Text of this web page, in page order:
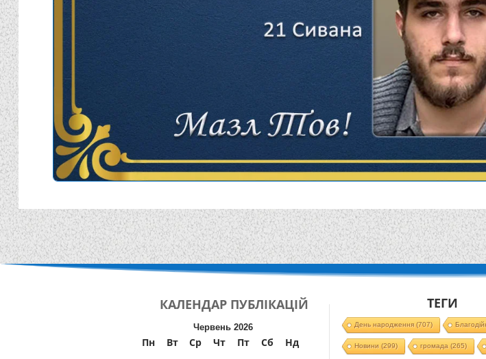
КАЛЕНДАР ПУБЛІКАЦІЙ
Червень 2026
Пн Вт Ср Чт Пт Сб
Нд
ТЕГИ
День народження(707)
Новини (299) громада (265)